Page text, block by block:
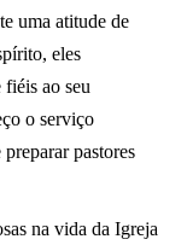
uma atitude de
eles
ao seu
o serviço
pastores
na vida da Igreja